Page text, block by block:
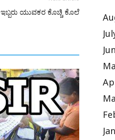
ಇಬ್ಬರು ಯುವಕರ ಕೊಚ್ಚಿ ಕೊಲೆ